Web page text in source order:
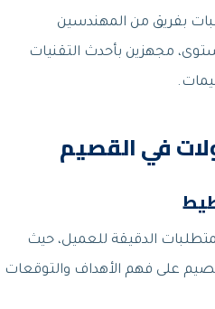
بفريق من المهندسين
مجهزين بأحدث التقنيات
في القصيم
الدقيقة للعميل، حيث
على فهم الأهداف والتوقعات